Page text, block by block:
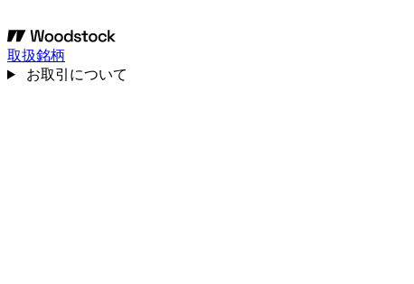
取扱銘柄
お取引について